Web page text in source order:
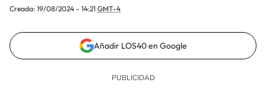
Creada: 19/08/2024 - 14:21 GMT-4
Añadir LOS40 en Google